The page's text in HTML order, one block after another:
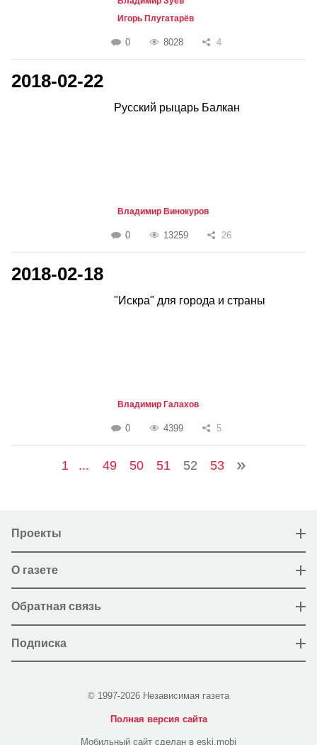
Игорь Плугатарёв
0 8028 4
2018-02-22
Русский рыцарь Балкан
Владимир Винокуров
0 13259 26
2018-02-18
"Искра" для города и страны
Владимир Галахов
0 4399 5
1 ... 49 50 51 52 53
Проекты
О газете
Обратная связь
Подписка
© 1997-2026 Независимая газета
Полная версия сайта
Мобильный сайт сделан в eski.mobi